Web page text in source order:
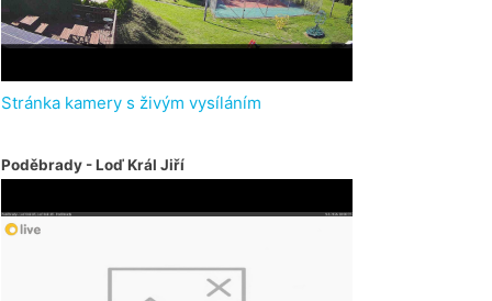
Stránka kamery s živým vysíláním
Poděbrady - Loď Král Jiří